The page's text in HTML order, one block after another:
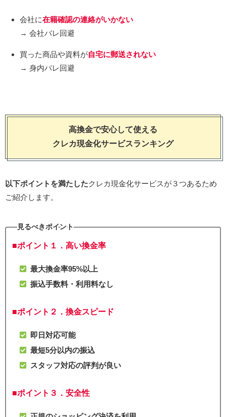
会社に在籍確認の連絡がいかない
→ 会社バレ回避
買った商品や資料が自宅に郵送されない
→ 身内バレ回避
高換金で安心して使える
クレカ現金化サービスランキング
以下ポイントを満たしたクレカ現金化サービスが３つあるため
ご紹介します。
見るべきポイント
■ポイント１．高い換金率
最大換金率95%以上
振込手数料・利用料なし
■ポイント２．換金スピード
即日対応可能
最短5分以内の振込
スタッフ対応の評判が良い
■ポイント３．安全性